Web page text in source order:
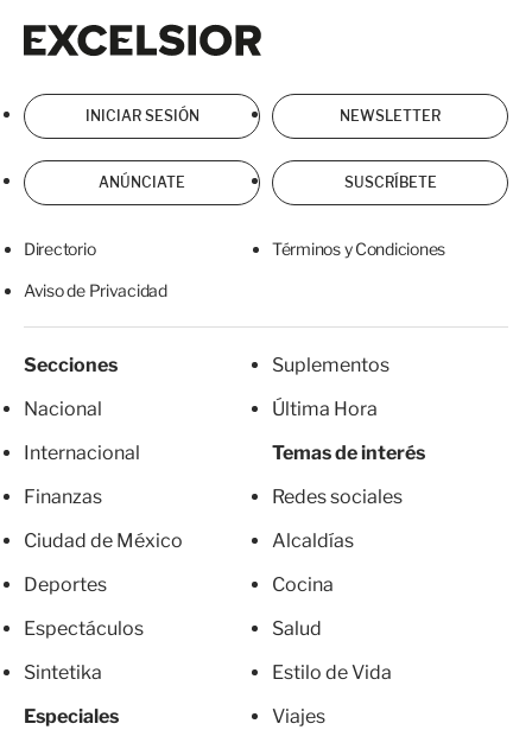
INICIAR SESIÓN NEWSLETTER
ANÚNCIATE SUSCRÍBETE
Directorio Términos y Condiciones
Aviso de Privacidad
Secciones
Nacional
Internacional
Finanzas
Ciudad de México
Deportes
Espectáculos
Sintetika
Especiales
Suplementos
Última Hora
Temas de interés
Redes sociales
Alcaldías
Cocina
Salud
Estilo de Vida
Viajes